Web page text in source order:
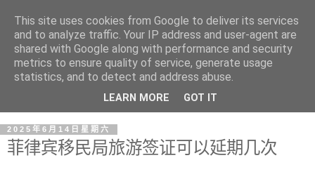
2025年6月14日星期六
菲律宾移民局旅游签证可以延期几次
This site uses cookies from Google to deliver its services
and to analyze traffic. Your IP address and user-agent are
shared with Google along with performance and security
metrics to ensure quality of service, generate usage
statistics, and to detect and address abuse.
LEARN MORE GOT IT